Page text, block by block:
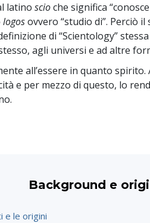
latinoscioche significa
logosovvero “studio di”. Perciò
di “Scientology”
agli universi e ad altre
all’essere in quanto
e per mezzo di questo, lo
Background e
e le origini